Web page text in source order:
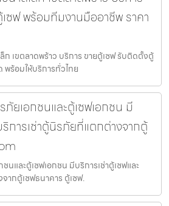
ซฟ พร้อมทีมงานมืออาชีพ ราคา
ก เขตลาดพร้าว บริการ ขายตู้เซฟ รับติดตั้งตู้
ร้อมให้บริการทั่วไทย
ภัยเอกชนและตู้เซฟเอกชน มี
ริการเช่าตู้นิรภัยที่แตกต่างจากตู้
นและตู้เซฟเอกชน มีบริการเช่าตู้เซฟและ
ากตู้เซฟธนาคาร ตู้เซฟ.